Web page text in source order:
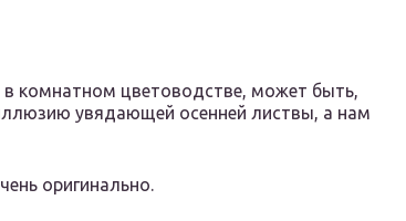
в комнатном цветоводстве, может быть,
увядающей осенней листвы, а нам
оригинально.